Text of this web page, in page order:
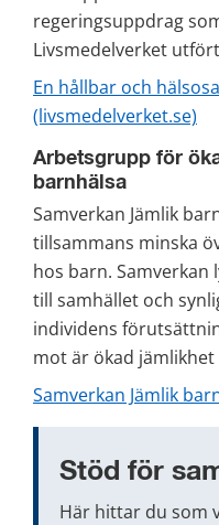
regeringsuppdrag
Livsmedelverket
En hållbar och
(livsmedelverket.se)
Arbetsgrupp för
barnhälsa
Samverkan Jämlik
tillsammans minska
hos barn.
till samhället och
individens
mot är ökad
Samverkan Jämlik
Stöd för
Här hittar du som